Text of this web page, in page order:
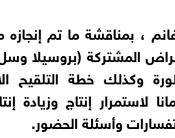
، بمناقشة ما تم
المشتركة (بروسيلا
وكذلك خطة التلقيح
لاستمرار إنتاج وزيادة
وأسئلة الحضور.